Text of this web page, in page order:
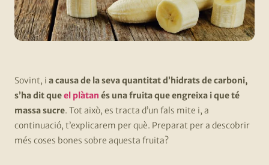
Sovint, i a causa de la seva quantitat d’hidrats de carboni,
s’ha dit queel plàtan és una fruita que engreixa i que té
massa sucre. Tot això, es tracta d’un fals mite i, a
continuació, t’explicarem per què. Preparat per a descobrir
més coses bones sobre aquesta fruita?